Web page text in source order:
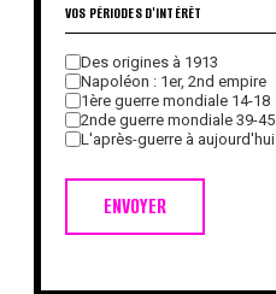
ENVOYER
VOS PÉRIODES D'INTÉRÊT
Des origines à 1913
Napoléon : 1er, 2nd empire
1ère guerre mondiale 14-18
2nde guerre mondiale 39-45
L'après-guerre à aujourd'hui